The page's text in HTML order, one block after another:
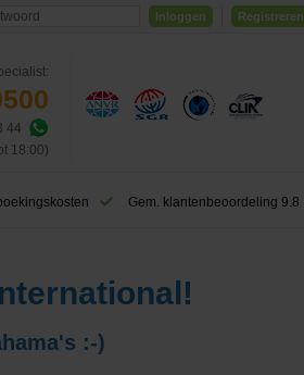
Inloggen Registreren
44
18:00)
Gem. klantenbeoordeling 9.8
:-)